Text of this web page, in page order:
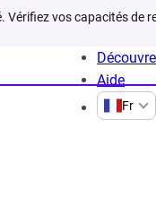
Vérifiez vos capacités de
Aide
Fr